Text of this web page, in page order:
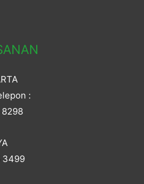
:
8298
3499